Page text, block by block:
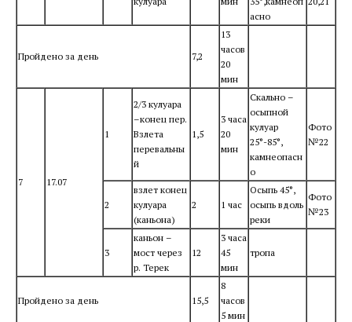
асно
Пройдено за день 7,2
13
часов
20
мин
7 17.07
1
2/3 кулуара
–конец пер.
Взлета
перевальны
й
1,5
3 часа
20
мин
Скально –
осыпной
кулуар
25°-85°,
камнеопасн
о
Фото
№22
2
взлет конец
кулуара
(каньона)
2 1 час
Осыпь 45°,
осыпь вдоль
реки
Фото
№23
3
каньон –
мост через
р. Терек
12
3 часа
45
мин
тропа
Пройдено за день 15,5
8
часов
5 мин